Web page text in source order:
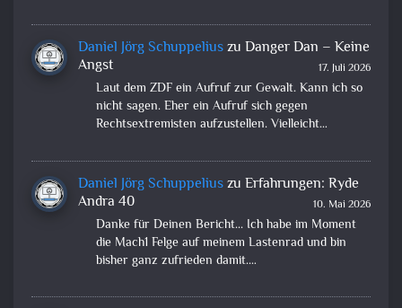
Daniel Jörg Schuppeliuszu Danger Dan – Keine
Angst
17. Juli 2026
Laut dem ZDF ein Aufruf zur Gewalt. Kann ich so
nicht sagen. Eher ein Aufruf sich gegen
Rechtsextremisten aufzustellen. Vielleicht…
Daniel Jörg Schuppeliuszu Erfahrungen: Ryde
Andra 40
10. Mai 2026
Danke für Deinen Bericht... Ich habe im Moment
die Mach1 Felge auf meinem Lastenrad und bin
bisher ganz zufrieden damit.…